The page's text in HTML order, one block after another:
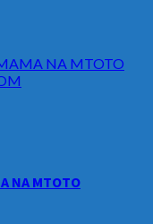
NA MTOTO
NA MTOTO